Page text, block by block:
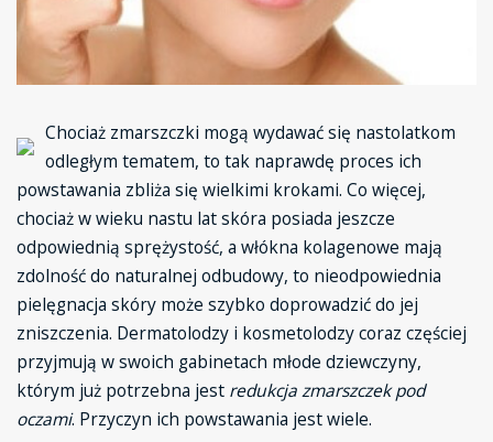
Chociaż zmarszczki mogą wydawać się nastolatkom
odległym tematem, to tak naprawdę proces ich
powstawania zbliża się wielkimi krokami. Co więcej,
chociaż w wieku nastu lat skóra posiada jeszcze
odpowiednią sprężystość, a włókna kolagenowe mają
zdolność do naturalnej odbudowy, to nieodpowiednia
pielęgnacja skóry może szybko doprowadzić do jej
zniszczenia. Dermatolodzy i kosmetolodzy coraz częściej
przyjmują w swoich gabinetach młode dziewczyny,
którym już potrzebna jest redukcja zmarszczek pod
oczami. Przyczyn ich powstawania jest wiele.